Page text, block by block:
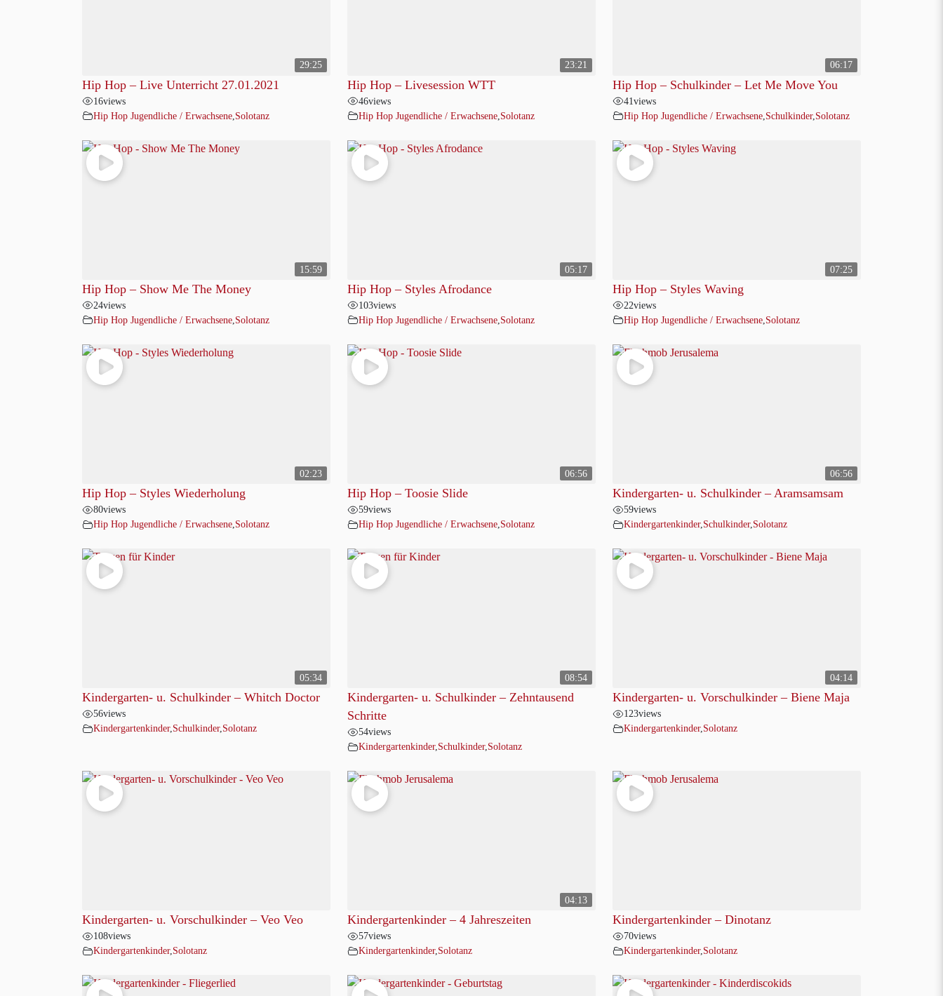
29:25
Hip Hop – Live Unterricht 27.01.2021
16views
Hip Hop Jugendliche / Erwachsene Solotanz
23:21
Hip Hop – Livesession WTT
46views
Hip Hop Jugendliche / Erwachsene, Solotanz
06:17
Hip Hop – Schulkinder – Let Me Move You
41views
Hip Hop Jugendliche / Erwachsene, Schulkinder, Solotanz
15:59
Hip Hop – Show Me The Money
24views
Hip Hop Jugendliche / Erwachsene Solotanz
05:17
Hip Hop – Styles Afrodance
103views
Hip Hop Jugendliche / Erwachsene, Solotanz
07:25
Hip Hop – Styles Waving
22views
Hip Hop Jugendliche / Erwachsene, Solotanz
02:23
Hip Hop – Styles Wiederholung
80views
Hip Hop Jugendliche / Erwachsene Solotanz
06:56
Hip Hop – Toosie Slide
59views
Hip Hop Jugendliche / Erwachsene, Solotanz
06:56
Kindergarten- u. Schulkinder – Aramsamsam
59views
Kindergartenkinder, Schulkinder, Solotanz
05:34
Kindergarten- u. Schulkinder – Whitch Doctor
56views
Kindergartenkinder, Schulkinder, Solotanz
08:54
Kindergarten- u. Schulkinder – Zehntausend
Schritte
54views
Kindergartenkinder, Schulkinder, Solotanz
04:14
Kindergarten- u. Vorschulkinder – Biene Maja
123views
Kindergartenkinder, Solotanz
Kindergarten- u. Vorschulkinder – Veo Veo
108views
Kindergartenkinder,Solotanz
04:13
Kindergartenkinder – 4 Jahreszeiten
57views
Kindergartenkinder,Solotanz
Kindergartenkinder – Dinotanz
70views
Kindergartenkinder,Solotanz